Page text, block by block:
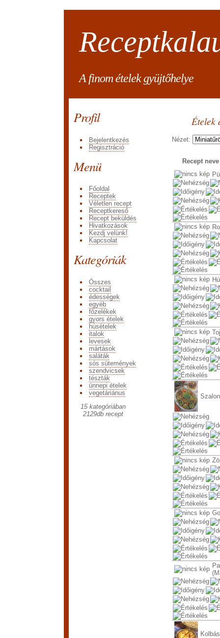
A finom ételek gyüjtőhelye
Profil
Bejelentkezés
Regisztráció
Menü
Főoldal
Receptek
Véletlen recept
Receptkereső
Recept beküldés
Hivatkozások
Kezdj velünk!
Kapcsolat
Kategóriák
Összes
cocktail
édességek
egyéb
főzelékek
gyors ételek
húsételek
italok
levesek
mártások
saláták
sós sütemények
szendvicsek
tészták
ünnepi ételek
vegetáriánus
15 kategóriában
2129db recept
Ételek
Nézet:
Recept